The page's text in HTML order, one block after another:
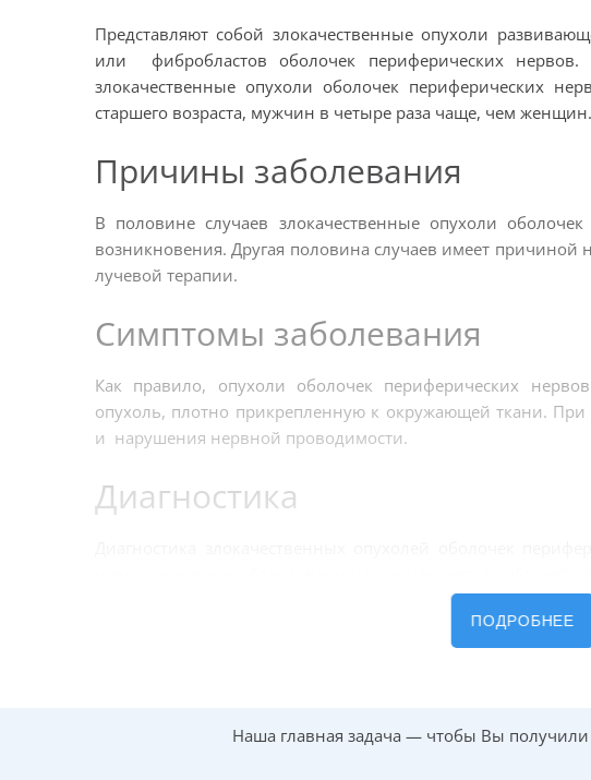
Представляют собой злокачественные опухоли
или фибробластов оболочек периферических
злокачественные опухоли оболочек периферических
старшего возраста, мужчин в четыре раза чаще, чем женщин.
Причины заболевания
В половине случаев злокачественные опухоли
возникновения. Другая половина случаев имеет
лучевой терапии.
Симптомы заболевания
Как правило, опухоли оболочек периферических
опухоль, плотно прикрепленную к окружающей ткани.
и нарушения нервной проводимости.
Диагностика
нарушений функции нервов и иногда места их
Для определения вида, размеров и локализации опухоли
Лечение злокачественных
ПОДРОБНЕЕ
Наша главная задача — чтобы Вы получили